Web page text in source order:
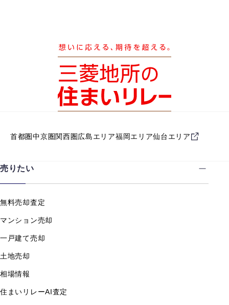
首都圏中京圏関西圏広島エリア福岡エリア仙台エリア
売りたい
無料売却査定
マンション売却
一戸建て売却
土地売却
相場情報
住まいリレーAI査定